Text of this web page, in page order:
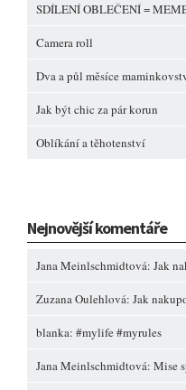
SDÍLENÍ OBLEČENÍ =
Camera roll
Dva a půl měsíce
Jak být chic za pár korun
Oblíkání a těhotenství
Nejnovější komentáře
Jana Meinlschmidtová: Jak
Zuzana Oulehlová: Jak
blanka: #mylife #myrules
Jana Meinlschmidtová: Mise